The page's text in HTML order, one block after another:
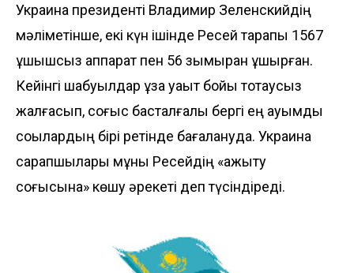
Украина президенті Владимир Зеленскийдің
мәліметінше, екі күн ішінде Ресей тарапы 1567
ұшқышсыз аппарат пен 56 зымыран ұшырған.
Кейінгі шабуылдар ұзақ уақыт бойы тоқтаусыз
жалғасып, соғыс басталғалы бергі ең ауқымды
соққылардың бірі ретінде бағалануда. Украина
сарапшылары мұны Ресейдің «қажыту
соғысына» көшу әрекеті деп түсіндіреді.